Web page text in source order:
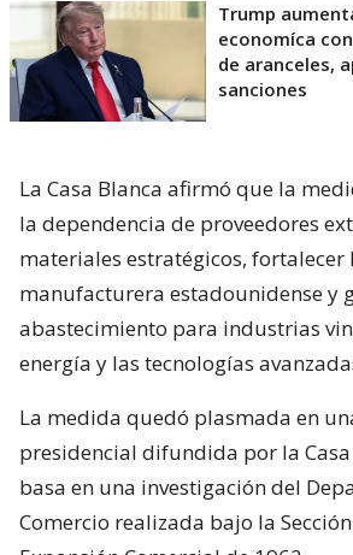
Trump
economíca
de aranceles,
sanciones
La Casa Blanca afirmó que la
la dependencia de proveedores
materiales estratégicos, fortalecer
manufacturera estadounidense y
abastecimiento para industrias
energía y las tecnologías
La medida quedó plasmada en
presidencial difundida por la Casa
basa en una investigación del
Comercio realizada bajo la